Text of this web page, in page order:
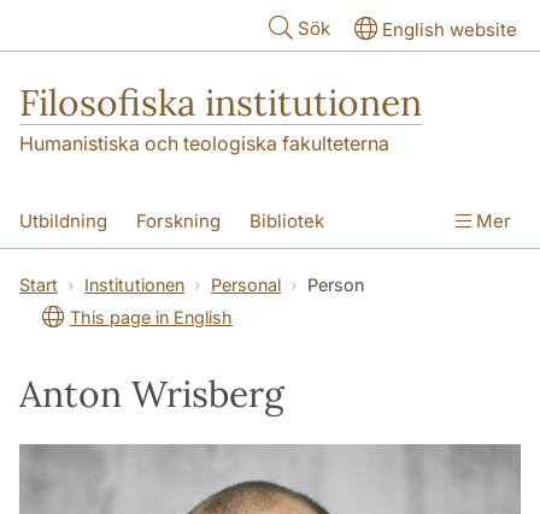
Sök English website
Filosofiska institutionen
Humanistiska och teologiska fakulteterna
Utbildning Forskning Bibliotek
Personal Kontakt Institutionen
Mer
Start Institutionen Personal
Person
This page in English
Anton Wrisberg